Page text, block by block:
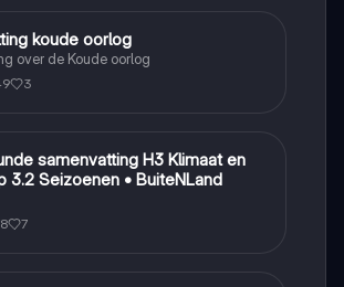
koude oorlog
over de Koude oorlog
3
samenvatting H3 Klimaat en
3.2 Seizoenen • BuiteNLand
7